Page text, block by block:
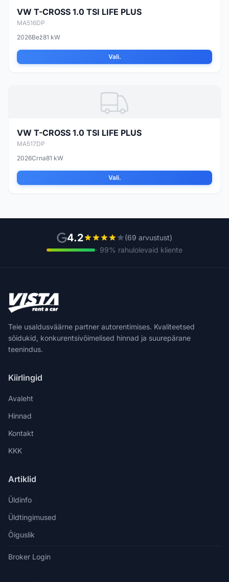
VW T-CROSS 1.0 TSI LIFE PLUS
MA516DP
2026Bež81 kW
Vali.
VW T-CROSS 1.0 TSI LIFE PLUS
MA517DP
2026Crna81 kW
Vali.
4.2
(69 arvustust)
· 99% rahulolevaid kliente
Teie usaldusväärne partner autorentimises. Kvaliteetsed
sõidukid, konkurentsivõimelised hinnad ja suurepärane
teenindus.
Kiirlingid
Avaleht
Hinnad
Kontakt
KKK
Artiklid
Üldinfo
Üldtingimused
Õiguslik
Broker Login